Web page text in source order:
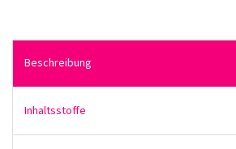
Beschreibung
Inhaltsstoffe